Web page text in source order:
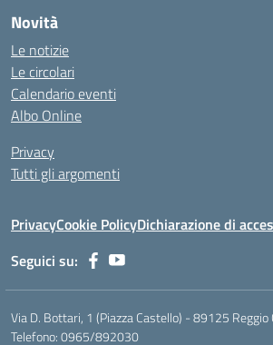
Novità
Le notizie
Le circolari
Calendario eventi
Albo Online
Privacy
Tutti gli argomenti
PrivacyCookie PolicyDichiarazione di
Seguici su:
Via D. Bottari, 1 (Piazza Castello) - 89125 Reggio
Telefono: 0965/892030